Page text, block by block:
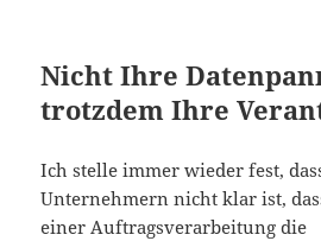
Nicht Ihre
trotzdem Ihre
Ich stelle immer wieder fest,
Unternehmern nicht klar ist,
einer Auftragsverarbeitung die